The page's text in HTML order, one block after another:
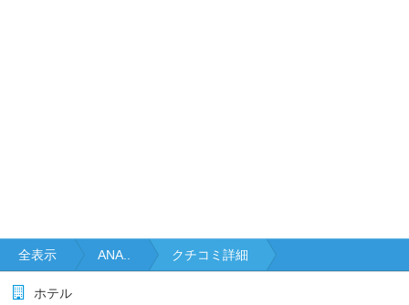
全表示 ANA.. クチコミ詳細
ホテル